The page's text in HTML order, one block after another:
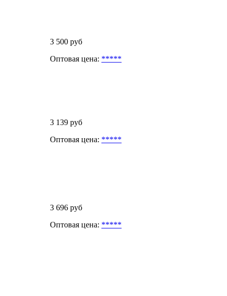
3 500 руб
Оптовая цена: *****
3 139 руб
Оптовая цена: *****
3 696 руб
Оптовая цена: *****